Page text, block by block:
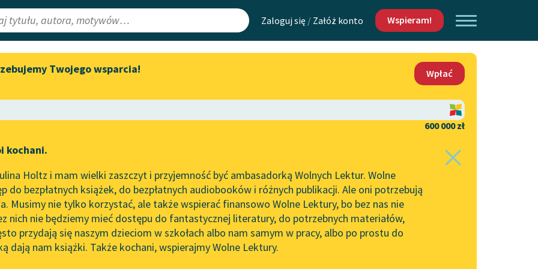
Zaloguj się / Załóż konto Wspieram!
Lektury
redakcyjne
Aktualności
Spotkanie z Katarzyną Tunkiel
do słuchania na Wolnych
Lekturach
Nowy audiobook – „Marzenie
o Oriencie” Sophie Elkan
Kolekcja Nadwyraz.com x
Wolne Lektury – idealna na
Mapa Wolnych Lektur
Leśmianator
API
OAI-PMH
Widget Wolnych Lektur
Kontakt
O projekcie
Zasady wykorzystania
Wolnych Lektur
Logotypy
Materiały promocyjne
Twojego wsparcia!
Wpłać
600 000 zł
kochani.
Holtz i mam wielki zaszczyt i przyjemność być ambasadorką Wolnych Lektur. Wolne
do bezpłatnych książek, do bezpłatnych audiobooków i różnych publikacji. Ale oni potrzebują
Musimy nie tylko korzystać, ale także wspierać finansowo Wolne Lektury, bo bez nas nie
nich nie będziemy mieć dostępu do fantastycznej literatury, do potrzebnych materiałów,
przydają się naszym dzieciom w szkołach albo nam samym w pracy, albo po prostu do
dają nam książki. Także kochani, wspierajmy Wolne Lektury.
✖ powieść obyczajowa✖